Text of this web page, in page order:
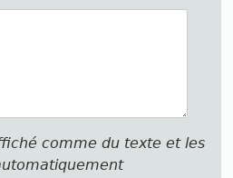
comme du texte et les